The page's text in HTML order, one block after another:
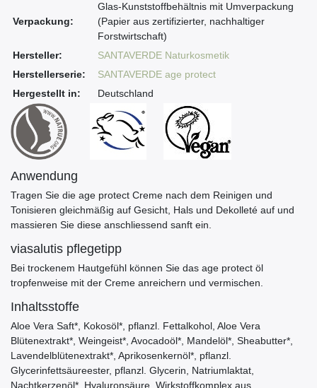
Verpackung:
Glas-Kunststoffbehältnis mit Umverpackung
(Papier aus zertifizierter, nachhaltiger
Forstwirtschaft)
Hersteller:
SANTAVERDE Naturkosmetik
Herstellerserie:
SANTAVERDE age protect
Hergestellt in:
Deutschland
Anwendung
Tragen Sie die age protect Creme nach dem Reinigen und
Tonisieren gleichmäßig auf Gesicht, Hals und Dekolleté auf und
massieren Sie diese anschliessend sanft ein.
viasalutis pflegetipp
Bei trockenem Hautgefühl können Sie das age protect öl
tropfenweise mit der Creme anreichern und vermischen.
Inhaltsstoffe
Aloe Vera Saft*, Kokosöl*, pflanzl. Fettalkohol, Aloe Vera
Blütenextrakt*, Weingeist*, Avocadoöl*, Mandelöl*, Sheabutter*,
Lavendelblütenextrakt*, Aprikosenkernöl*, pflanzl.
Glycerinfettsäureester, pflanzl. Glycerin, Natriumlaktat,
Nachtkerzenöl*, Hyaluronsäure, Wirkstoffkomplex aus